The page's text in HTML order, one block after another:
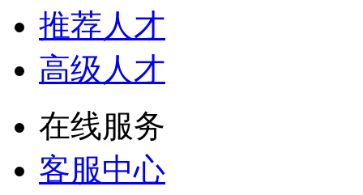
推荐人才
高级人才
在线服务
客服中心